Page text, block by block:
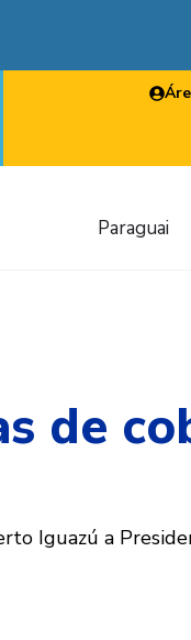
Paraguai
de
Iguazú a